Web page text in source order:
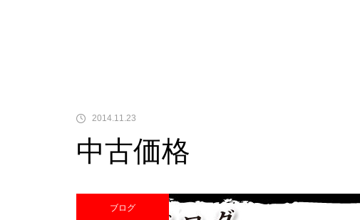
2014.11.23
中古価格
ブログ